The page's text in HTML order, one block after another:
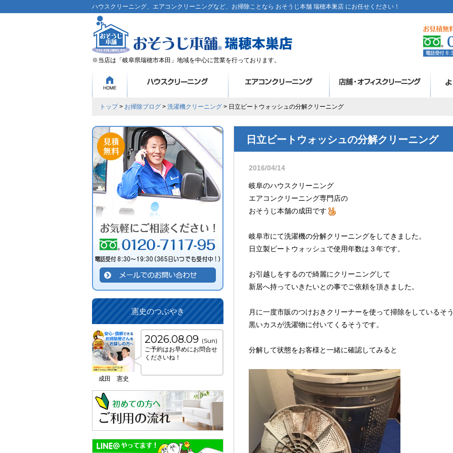
ハウスクリーニング、エアコンクリーニングなど、お掃除ことなら おそうじ本舗 瑞穂本巣店 にお任せください！
※当店は「岐阜県瑞穂市本田」地域を中心に営業を行っております。
トップ> お掃除ブログ > 洗濯機クリーニング > 日立ビートウォッシュの分解クリーニング
日立ビートウォッシュの分解クリーニング
2016/04/14
岐阜のハウスクリーニング
エアコンクリーニング専門店の
おそうじ本舗の成田です
岐阜市にて洗濯機の分解クリーニングをしてきました。
日立製ビートウォッシュで使用年数は３年です。
お引越しをするので綺麗にクリーニングして
新居へ持っていきたいとの事でご依頼を頂きました。
月に一度市販のつけおきクリーナーを使って掃除をしているそ
黒いカスが洗濯物に付いてくるそうです。
分解して状態をお客様と一緒に確認してみると
憲史のつぶやき
成田 憲史
2026.08.09 (Sun)
ご予約はお早めにお問合せ
くださいね！